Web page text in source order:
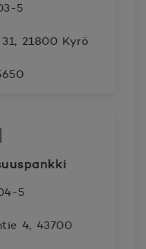
5
21800 Kyrö
5
4, 43700